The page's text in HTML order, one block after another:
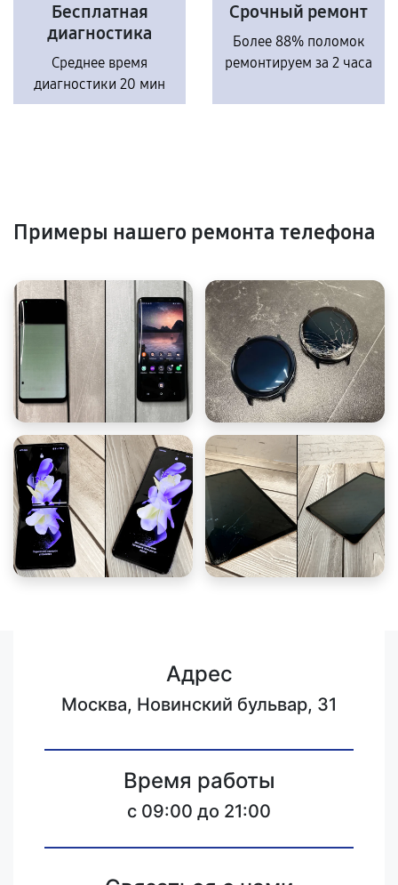
Бесплатная
диагностика
Среднее время
диагностики 20 мин
Срочный ремонт
Более 88% поломок
ремонтируем за 2 часа
Примеры нашего ремонта телефона
Адрес
Москва, Новинский бульвар, 31
Время работы
c 09:00 до 21:00